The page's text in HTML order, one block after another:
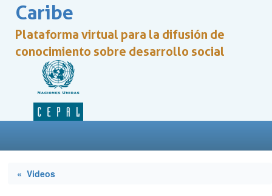
Caribe
Plataforma virtual para la difusión de
conocimiento sobre desarrollo social
« Videos